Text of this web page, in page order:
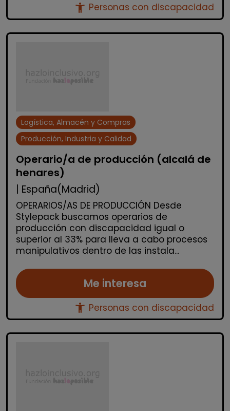
accessibility_new Personas con discapacidad
Logística, Almacén y Compras
Producción, Industria y Calidad
Operario/a de producción (alcalá de
henares)
| España(Madrid)
OPERARIOS/AS DE PRODUCCIÓN Desde
Stylepack buscamos operarios de
producción con discapacidad igual o
superior al 33% para lleva a cabo procesos
manipulativos dentro de las instala...
Me interesa
accessibility_new Personas con discapacidad